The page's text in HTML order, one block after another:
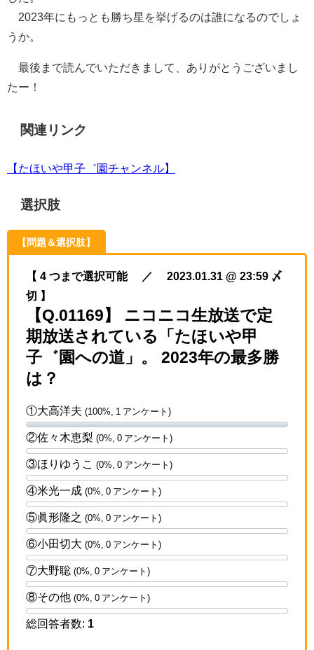
2023年にもっとも勝ち星を挙げるのは誰になるのでしょ
うか。
最後まで読んでいただきまして、ありがとうございまし
たー！
関連リンク
【たほいや甲子゛園チャンネル】
選択肢
【問題＆選択肢】
【 4 つまで選択可能 ／ 2023.01.31 @ 23:59 〆
切 】
【Q.01169】 ニコニコ生放送で定
期放送されている「たほいや甲
子゛園への道」。 2023年の最多勝
は？
①大高洋夫 (100%, 1 アンケート)
②佐々木恵梨 (0%, 0 アンケート)
③ほりゆうこ (0%, 0 アンケート)
④米光一成 (0%, 0 アンケート)
⑤眞形隆之 (0%, 0 アンケート)
⑥小田切大 (0%, 0 アンケート)
⑦大野聡 (0%, 0 アンケート)
⑧その他 (0%, 0 アンケート)
総回答者数: 1